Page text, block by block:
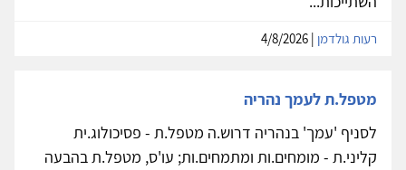
רעות גולדמן
מטפל.ת לעמך נהריה
לסניף 'עמך' בנהריה דרוש.ה מטפל.ת - פסיכולוג.ית
קליני.ת - מומחים.ות ומתמחים.ות; עו'ס, מטפל.ת בהבעה